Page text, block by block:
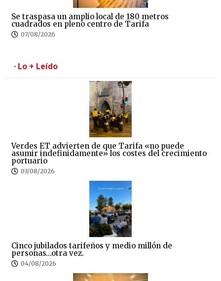
Se traspasa un amplio local de 180 metros
cuadrados en pleno centro de Tarifa
07/08/2026
· Lo + Leído
Verdes ET advierten de que Tarifa «no puede
asumir indefinidamente» los costes del crecimiento
portuario
03/08/2026
Cinco jubilados tarifeños y medio millón de
personas…otra vez.
04/08/2026